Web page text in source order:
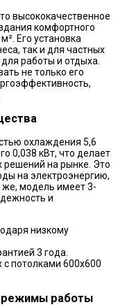
высококачественное
комфортного
Его установка
так и для частных
работы и отдыха.
не только его
охлаждения 5,6
0,038 кВт, что делает
решений на рынке. Это
на электроэнергию,
же, модель имеет 3-
и
низкому
3 года.
потолками 600х600
режимы работы